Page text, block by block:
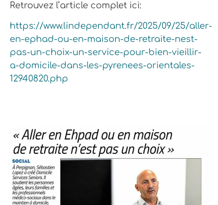
Retrouvez l’article complet ici:
https://www.lindependant.fr/2025/09/25/aller-
en-ephad-ou-en-maison-de-retraite-nest-
pas-un-choix-un-service-pour-bien-vieillir-
a-domicile-dans-les-pyrenees-orientales-
12940820.php